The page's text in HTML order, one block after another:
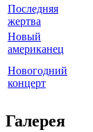
Последняя
жертва
Новый
американец
Новогодний
концерт
Галерея